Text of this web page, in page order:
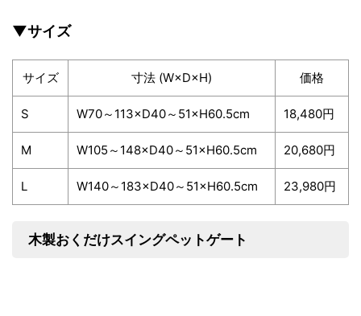
▼サイズ
サイズ 寸法 (W×D×H) 価格
S W70～113×D40～51×H60.5cm 18,480円
M W105～148×D40～51×H60.5cm 20,680円
L W140～183×D40～51×H60.5cm 23,980円
木製おくだけスイングペットゲート